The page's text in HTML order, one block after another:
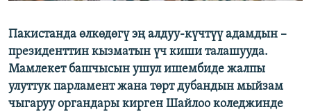
Пакистанда өлкөдөгү эң алдуу-күчтүү адамдын –
президенттин кызматын үч киши талашууда.
Мамлекет башчысын ушул ишембиде жалпы
улуттук парламент жана төрт дубандын мыйзам
чыгаруу органдары кирген Шайлоо коледжинде